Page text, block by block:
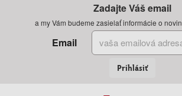
Zadajte Váš email
a my Vám budeme zasielať informácie o
Email
Prihlásiť